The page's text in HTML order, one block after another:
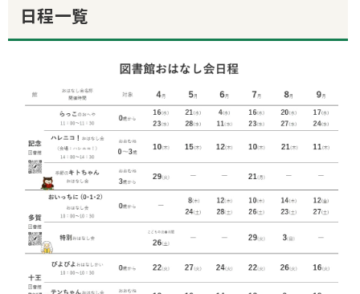
日程一覧